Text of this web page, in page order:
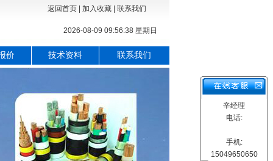
返回首页| 加入收藏| 联系我们
2026-08-09 09:56:39 星期日
价 技术资料 联系我们
辛经理
电话:
手机:
15049650650